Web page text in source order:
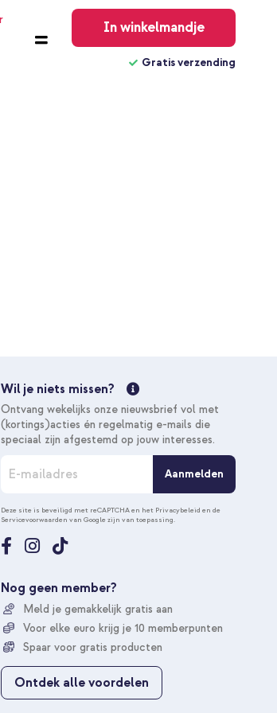
verzending
In winkelmandje
Gratis verzending
Wil je niets missen?
Ontvang wekelijks onze nieuwsbrief vol met
(kortings)acties én regelmatig e-mails die
speciaal zijn afgestemd op jouw interesses.
n
n
e
e
u
p
o
n
e
Aanmelden
Deze site is beveiligd met reCAPTCHA en het Privacybeleid en de
Servicevoorwaarden van Google zijn van toepassing.
Nog geen member?
Meld je gemakkelijk gratis aan
Voor elke euro krijg je 10 memberpunten
Spaar voor gratis producten
Ontdek alle voordelen